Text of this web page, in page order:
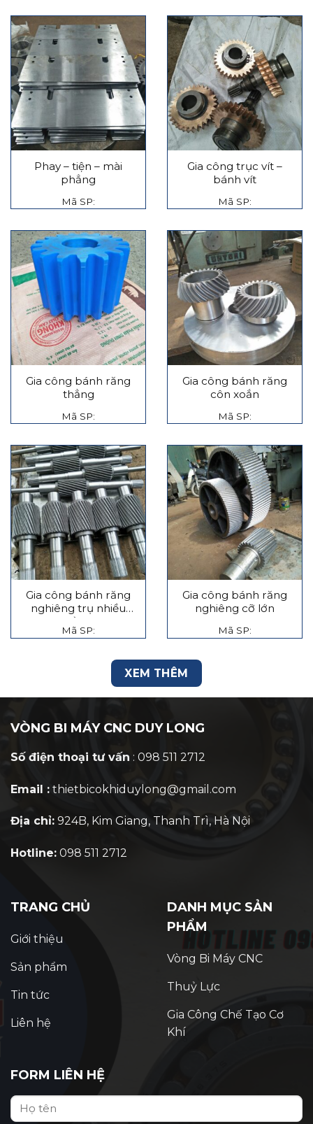
Phay – tiện – mài
phẳng
Mã SP:
Gia công trục vít –
bánh vít
Mã SP:
Gia công bánh răng
thẳng
Mã SP:
Gia công bánh răng
côn xoắn
Mã SP:
Gia công bánh răng
nghiêng trụ nhiều
tầng
Mã SP:
Gia công bánh răng
nghiêng cỡ lớn
Mã SP:
XEM THÊM
VÒNG BI MÁY CNC DUY LONG
Số điện thoại tư vấn : 098 511 2712
Email : thietbicokhiduylong@gmail.com
Địa chỉ: 924B, Kim Giang, Thanh Trì, Hà Nội
Hotline: 098 511 2712
TRANG CHỦ
Giới thiệu
Sản phẩm
Tin tức
Liên hệ
DANH MỤC SẢN
PHẨM
Vòng Bi Máy CNC
Thuỷ Lực
Gia Công Chế Tạo Cơ
Khí
FORM LIÊN HỆ